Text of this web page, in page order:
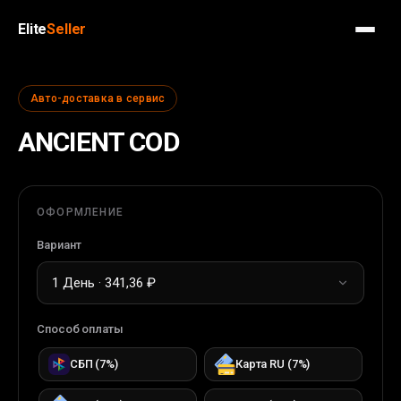
EliteSeller
Авто-доставка в сервис
ANCIENT COD
ОФОРМЛЕНИЕ
Вариант
1 День · 341,36 ₽
Способ оплаты
СБП (7%) Карта RU (7%)